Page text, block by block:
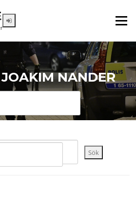
Meny
JOAKIM NANDER
Sök